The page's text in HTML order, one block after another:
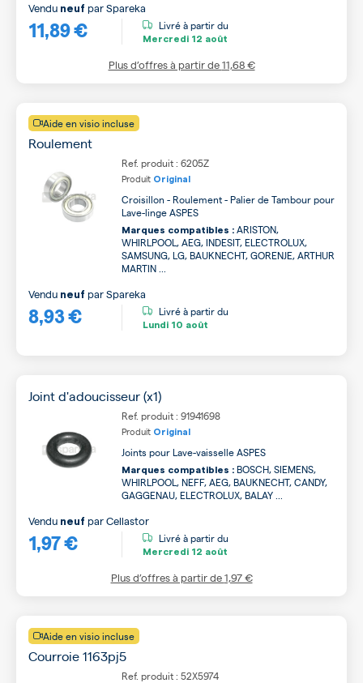
11,89 €
Vendu neuf parSpareka
Livré à partir du
Mercredi 12 août
Plus d’offres à partir de11,68 €
Aide en visio incluse
Roulement
Ref. produit : 6205Z
Produit Original
Croisillon - Roulement - Palier de Tambour pour
Lave-linge ASPES
Marques compatibles : ARISTON,
WHIRLPOOL, AEG, INDESIT, ELECTROLUX,
SAMSUNG, LG, BAUKNECHT, GORENJE, ARTHUR
MARTIN ...
8,93 €
Vendu neuf parSpareka
Livré à partir du
Lundi 10 août
Joint d'adoucisseur (x1)
Ref. produit : 91941698
Produit Original
Joints pour Lave-vaisselle ASPES
Marques compatibles : BOSCH, SIEMENS,
WHIRLPOOL, NEFF, AEG, BAUKNECHT, CANDY,
GAGGENAU, ELECTROLUX, BALAY ...
1,97 €
Vendu neuf parCellastor
Livré à partir du
Mercredi 12 août
Plus d’offres à partir de1,97 €
Aide en visio incluse
Courroie 1163pj5
Ref. produit : 52X5974